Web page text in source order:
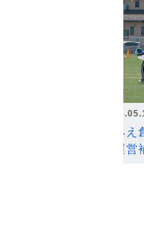
なみ
の運